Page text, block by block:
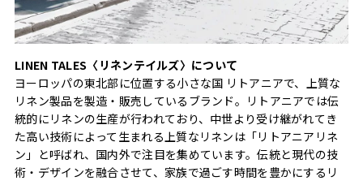
LINEN TALES〈リネンテイルズ〉について
ヨーロッパの東北部に位置する小さな国 リトアニアで、上質な
リネン製品を製造・販売しているブランド。リトアニアでは伝
統的にリネンの生産が行われており、中世より受け継がれてき
た高い技術によって生まれる上質なリネンは「リトアニアリネ
ン」と呼ばれ、国内外で注目を集めています。伝統と現代の技
術・デザインを融合させて、家族で過ごす時間を豊かにするリ